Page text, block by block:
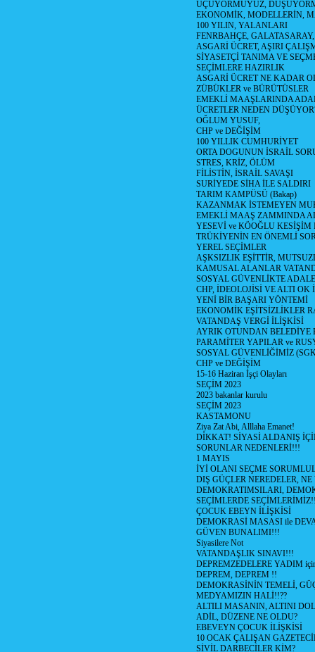
UÇUYORMUYUZ,
EKONOMİK, MODELLERİN,
100 YILIN, YALANLARI
FENRBAHÇE,
ASGARİ ÜCRET, AŞIRI
SİYASETÇİ TANIMA VE
SEÇİMLERE HAZIRLIK
ASGARİ ÜCRET NE KADAR
ZÜBÜKLER ve BÜRÜTÜSLER
EMEKLİ MAAŞLARINDA
ÜCRETLER NEDEN
OĞLUM YUSUF,
CHP ve DEĞİŞİM
100 YILLIK CUMHURİYET
ORTA DOGUNUN İSRAİL
STRES, KRİZ, ÖLÜM
FİLİSTİN, İSRAİL SAVAŞI
SURİYEDE SİHA İLE SALDIRI
TARIM KAMPÜSÜ (Bakap)
KAZANMAK İSTEMEYEN
EMEKLİ MAAŞ ZAMMINDA
YESEVİ ve KÖOĞLU
TRÜKİYENİN EN ÖNEMLİ
YEREL SEÇİMLER
AŞKSIZLIK EŞİTTİR,
KAMUSAL ALANLAR
SOSYAL GÜVENLİKTE
CHP, İDEOLOJİSİ VE ALTI OK
YENİ BİR BAŞARI YÖNTEMİ
EKONOMİK EŞİTSİZLİKLER
VATANDAŞ VERGİ İLİŞKİSİ
AYRIK OTUNDAN
PARAMİTER YAPILAR ve
SOSYAL GÜVENLİĞİMİZ
CHP ve DEĞİŞİM
15-16 Haziran İşçi Olayları
SEÇİM 2023
2023 bakanlar kurulu
SEÇİM 2023
KASTAMONU
Ziya Zat Abi, Alllaha Emanet!
DİKKAT! SİYASİ ALDANIŞ
SORUNLAR NEDENLERİ!!!
1 MAYIS
İYİ OLANI SEÇME
DIŞ GÜÇLER NEREDELER,
DEMOKRATIMSILARI,
SEÇİMLERDE
ÇOCUK EBEYN İLİŞKİSİ
DEMOKRASİ MASASI ile
GÜVEN BUNALIMI!!!
Siyasilere Not
VATANDAŞLIK SINAVI!!!
DEPREMZEDELERE YADIM
DEPREM, DEPREM !!
DEMOKRASİNİN TEMELİ,
MEDYAMIZIN HALİ!!??
ALTILI MASANIN, ALTINI
ADİL, DÜZENE NE OLDU?
EBEVEYN ÇOCUK İLİŞKİSİ
10 OCAK ÇALIŞAN
SİVİL DARBECİLER KİM?